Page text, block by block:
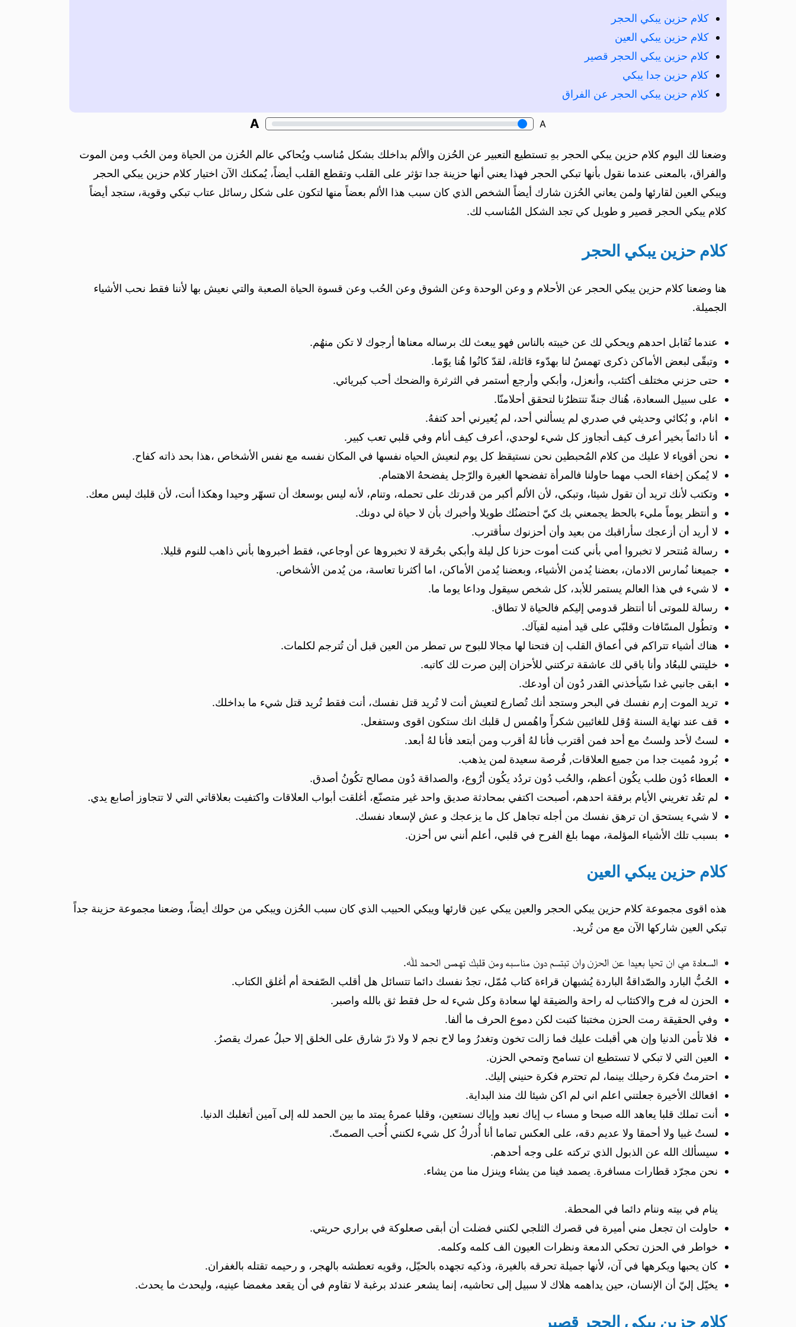
كلام حزين يبكي الحجر
كلام حزين يبكي العين
كلام حزين يبكي الحجر قصير
كلام حزين جدا يبكي
كلام حزين يبكي الحجر عن الفراق
A
A
وضعنا لك اليوم كلام حزين يبكي الحجر بهِ تستطيع التعبير عن الحُزن والألم بداخلك بشكل مُناسب ويُحاكي عالم الحُزن من الحياة ومن الحُب ومن الموت
والفراق، بالمعنى عندما نقول بأنها تبكي الحجر فهذا يعني أنها حزينة جدا تؤثر على القلب وتقطع القلب أيضاً، يُمكنك الآن اختيار كلام حزين يبكي الحجر
ويبكي العين لقارئها ولمن يعاني الحُزن شارك أيضاً الشخص الذي كان سبب هذا الألم بعضاً منها لتكون على شكل رسائل عتاب تبكي وقوية، ستجد أيضاً
كلام يبكي الحجر قصير و طويل كي تجد الشكل المُناسب لك.
كلام حزين يبكي الحجر
هنا وضعنا كلام حزين يبكي الحجر عن الأحلام و وعن الوحدة وعن الشوق وعن الحُب وعن قسوة الحياة الصعبة والتي نعيش بها لأننا فقط نحب الأشياء
الجميلة.
عندما تُقابل احدهم ويحكي لك عن خيبته بالناس فهو يبعث لك برساله معناها أرجوك لا تكن منهُم.
وتبقّى لبعض الأماكن ذكرى تهمسُ لنا بهدّوء قائلة، لقدّ كانُوا هُنا يوّما.
حتى حزني مختلف أكتئب، وأنعزل، وأبكي وأرجع أستمر في الثرثرة والضحك أحب كبريائي.
على سبيل السعادة، هُناك جنةّ تنتظرُنا لتحقق أحلامنّا.
انام، و بُكائي وحديثي في صدري لم يسألني أحد، لم يُعيرني أحد كتفهُ.
أنا دائماً بخير أعرف كيف أتجاوز كل شيء لوحدي، أعرف كيف أنام وفي قلبي تعب كبير.
نحن أقوياء لا عليك من كلام المُحبطين نحن نستيقظ كل يوم لنعيش الحياه نفسها في المكان نفسه مع نفس الأشخاص ،هذا بحد ذاته كفاح.
لا يُمكن إخفاء الحب مهما حاولنا فالمرأة تفضحها الغيرة والرّجل يفضحهُ الاهتمام.
وتكتب لأنك تريد أن تقول شيئا، وتبكي، لأن الألم أكبر من قدرتك على تحمله، وتنام، لأنه ليس بوسعك أن تسهّر وحيدا وهكذا أنت، لأن قلبك ليس معك.
و أنتظر يوماً مليء بالحظ يجمعني بك كيّ أحتضنُك طويلا وأخبرك بأن لا حياة لي دونك.
لا أريد أن أزعجك سأراقبك من بعيد وأن أحزنوك سأقترب.
رسالة مُنتحر لا تخبروا أمي بأني كنت أموت حزنا كل ليلة وأبكي بحُرقة لا تخبروها عن أوجاعي، فقط أخبروها بأني ذاهب للنوم قليلا.
جميعنا نُمارس الادمان، بعضنا يُدمن الأشياء، وبعضنا يُدمن الأماكن، اما أكثرنا تعاسة، من يُدمن الأشخاص.
لا شيء في هذا العالم يستمر للأبد، كل شخص سيقول وداعا يوما ما.
رسالة للموتى أنا أنتظر قدومي إليكم فالحياة لا تطاق.
وتطُول المسّافات وقلبّي على قيد أمنيه لقيآك.
هناك أشياء تتراكم في أعماق القلب إن فتحنا لها مجالا للبوح س تمطر من العين قبل أن تُترجم لكلمات.
خليتني للبعُاد وأنا باقي لك عاشقة تركتني للأحزان إلين صرت لك كاتبه.
ابقى جانبي غدا سّيأخذني القدر دُون أن أودعك.
تريد الموت إرم نفسك في البحر وستجد أنك تُصارع لتعيش أنت لا تُريد قتل نفسك، أنت فقط تُريد قتل شيء ما بداخلك.
قف عند نهاية السنة وُقل للغائبين شكراً واهُمس ل قلبك انك ستكون اقوى وستفعل.
لستُ لأحد ولستُ مع أحد فمن أقترب فأنا لهُ أقرب ومن أبتعد فأنا لهُ أبعد.
بُرود مُميت جدا من جميع العلاقات, فُرصة سعيدة لمن يذهب.
العطاء دُون طلب يكُون أعظم، والحُب دُون تردُد يكُون أرُوع، والصداقة دُون مصالح تكُونُ أصدق.
لم تعُد تغريني الأيام برفقة احدهم، أصبحت اكتفي بمحادثة صديق واحد غير متصنّع، أغلقت أبواب العلاقات واكتفيت بعلاقاتي التي لا تتجاوز أصابع يدي.
لا شيء يستحق ان ترهق نفسك من أجله تجاهل كل ما يزعجك و عش لإسعاد نفسك.
بسبب تلك الأشياء المؤلمة، مهما بلغ الفرح في قلبي، أعلم أنني س أحزن.
كلام حزين يبكي العين
هذه اقوى مجموعة كلام حزين يبكي الحجر والعين يبكي عين قارئها ويبكي الحبيب الذي كان سبب الحُزن ويبكي من حولك أيضاً، وضعنا مجموعة حزينة جداً
تبكي العين شاركها الآن مع من تُريد.
السعادة هي ان تحيا بعيدا عن الحزن وان تبتسم دون مناسبه ومن قلبك تهمس الحمد ﷲ.
الحُبُّ البارد والصّداقةُ الباردة يُشبهان قراءة كتاب مُمّل، تجدُ نفسك دائما تتسائل هل أقلب الصّفحة أم أغلق الكتاب.
الحزن له فرح والاكتئاب له راحة والضيقة لها سعادة وكل شيء له حل فقط ثق بالله واصبر.
وفي الحقيقة رمت الحزن مختبئا كتبت لكن دموع الحرف ما ألفا.
فلا تأمن الدنيا وإن هي أقبلت عليك فما زالت تخون وتغدرُ وما لاح نجم لا ولا ذرّ شارق على الخلق إلا حبلُ عمرك يقصرُ.
العين التي لا تبكي لا تستطيع ان تسامح وتمحي الحزن.
احترمتُ فكرة رحيلك بينما، لم تحترم فكرة حنيني إليك.
افعالك الأخيرة جعلتني اعلم اني لم اكن شيئا لك منذ البداية.
أنت تملك قلبا يعاهد الله صبحا و مساء ب إياك نعبد وإياك نستعين، وقلبا عمرهُ يمتد ما بين الحمد لله إلى آمين أتغلبك الدنيا.
لستُ غبيا ولا أحمقا ولا عديم دقه، على العكس تماما أنا أُدركُ كل شيء لكنني أُحب الصمتّ.
سيسألك الله عن الذبول الذي تركته على وجه أحدهم.
نحن مجرّد قطارات مسافرة. يصمد فينا من يشاء وينزل منا من يشاء.
ينام في بيته وننام دائما في المحطة.
حاولت ان تجعل مني أميرة في قصرك الثلجي لكنني فضلت أن أبقى صعلوكة في براري حريتي.
خواطر في الحزن تحكي الدمعة ونظرات العيون الف كلمه وكلمه.
كان يحبها ويكرهها في آن، لأنها جميلة تحرقه بالغيرة، وذكيه تجهده بالحيّل، وقويه تعطشه بالهجر، و رحيمه تقتله بالغفران.
يخيّل إليّ أن الإنسان، حين يداهمه هلاك لا سبيل إلى تحاشيه، إنما يشعر عندئد برغبة لا تقاوم في أن يقعد مغمضا عينيه، وليحدث ما يحدث.
كلام حزين يبكي الحجر قصير